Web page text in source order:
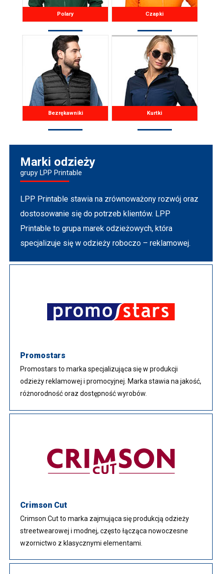
Polary Czapki
Bezrękawniki Kurtki
Marki odzieży
grupy LPP Printable
LPP Printable stawia na zrównoważony rozwój oraz
dostosowanie się do potrzeb klientów. LPP
Printable to grupa marek odzieżowych, która
specjalizuje się w odzieży roboczo – reklamowej.
Promostars
Promostars to marka specjalizująca się w produkcji
odzieży reklamowej i promocyjnej. Marka stawia na jakość,
różnorodność oraz dostępność wyrobów.
Crimson Cut
Crimson Cut to marka zajmująca się produkcją odzieży
streetwearowej i modnej, często łącząca nowoczesne
wzornictwo z klasycznymi elementami.